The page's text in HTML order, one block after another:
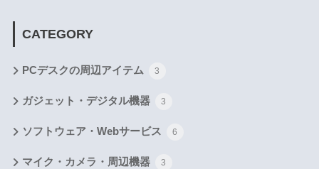
CATEGORY
PCデスクの周辺アイテム 3
ガジェット・デジタル機器 3
ソフトウェア・Webサービス 6
マイク・カメラ・周辺機器 3